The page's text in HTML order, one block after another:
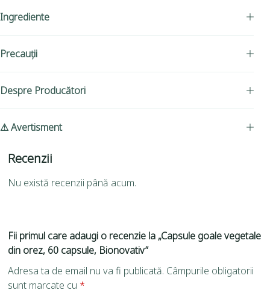
Ingrediente
Precauții
Despre Producători
⚠ Avertisment
Recenzii
Nu există recenzii până acum.
Fii primul care adaugi o recenzie la „Capsule goale vegetale
din orez, 60 capsule, Bionovativ”
Adresa ta de email nu va fi publicată. Câmpurile obligatorii
sunt marcate cu *